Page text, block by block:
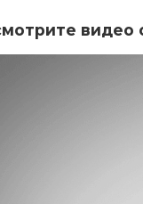
видео